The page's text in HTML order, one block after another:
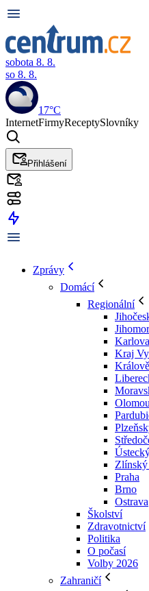
sobota 8. 8.
so 8. 8.
17°C
InternetFirmyReceptySlovníky
Přihlášení
Zprávy
Domácí
Regionální
Kraj
Praha
Brno
Ostrava
Školství
Zdravotnictví
Politika
O počasí
Volby 2026
Zahraničí